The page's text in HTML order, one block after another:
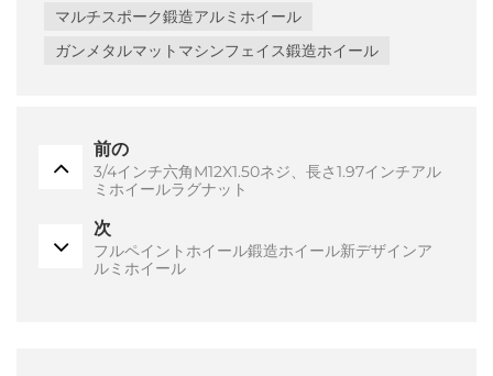
マルチスポーク鍛造アルミホイール
ガンメタルマットマシンフェイス鍛造ホイール
前の
3/4インチ六角M12X1.50ネジ、長さ1.97インチアル
ミホイールラグナット
次
フルペイントホイール鍛造ホイール新デザインア
ルミホイール